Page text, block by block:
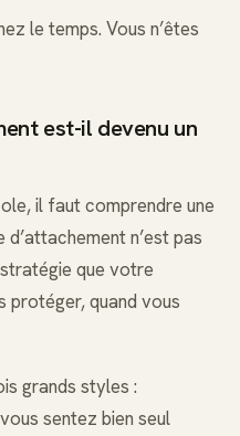
le temps. Vous n’êtes
est-il devenu un
il faut comprendre une
n’est pas
que votre
protéger, quand vous
grands styles :
sentez bien seul